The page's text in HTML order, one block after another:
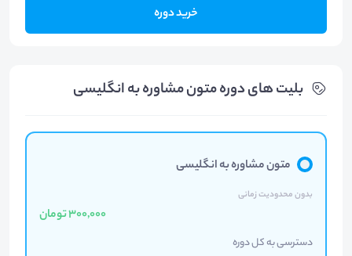
خرید دوره
بلیت های دوره متون مشاوره به انگلیسی
متون مشاوره به انگلیسی
بدون محدودیت زمانی
300,000 تومان
دسترسی به کل دوره